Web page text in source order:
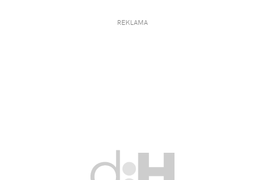
ujawniają się dopiero w dorosłym życiu.
REKLAMA